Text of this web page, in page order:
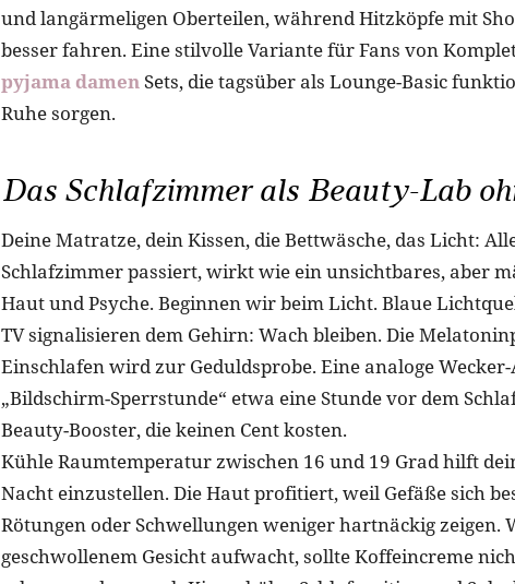
und langärmeligen Oberteilen, während Hitzköpfe mit
besser fahren. Eine stilvolle Variante für Fans von
pyjama damenSets, die tagsüber als Lounge-Basic
Ruhe sorgen.
Das Schlafzimmer als Beauty-Lab
Deine Matratze, dein Kissen, die Bettwäsche, das Licht:
Schlafzimmer passiert, wirkt wie ein unsichtbares, aber
Haut und Psyche. Beginnen wir beim Licht. Blaue
TV signalisieren dem Gehirn: Wach bleiben. Die
Einschlafen wird zur Geduldsprobe. Eine analoge
„Bildschirm-Sperrstunde“ etwa eine Stunde vor dem
Beauty-Booster, die keinen Cent kosten.
Kühle Raumtemperatur zwischen 16 und 19 Grad hilft
Nacht einzustellen. Die Haut profitiert, weil Gefäße sich
Rötungen oder Schwellungen weniger hartnäckig zeigen.
geschwollenem Gesicht aufwacht, sollte Koffeincreme